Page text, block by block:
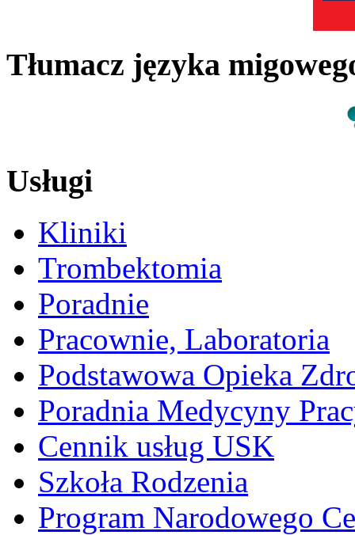
Tłumacz języka
Usługi
Kliniki
Trombektomia
Poradnie
Pracownie, Laboratoria
Podstawowa Opieka
Poradnia Medycyny
Cennik usług USK
Szkoła Rodzenia
Program Narodowego